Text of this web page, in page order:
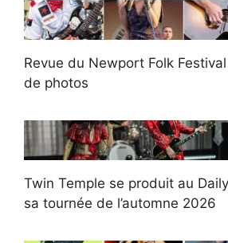
Revue du Newport Folk
de photos
Twin Temple se produit au
sa tournée de l’automne 2026